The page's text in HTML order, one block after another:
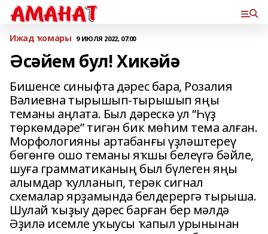
Ижад ҡомары 9 ИЮЛЯ 2022, 07:00
Әсәйем бул! Хикәйә
Бишенсе синыфта дәрес бара, Розалия
Вәлиевна тырышып-тырышып яңы
теманы аңлата. Был дәрескә ул “Һүҙ
төркөмдәре” тигән бик мөһим тема алған.
Морфологияны артабанғы үҙләштереү
бөгөнгө ошо теманы яҡшы белеүгә бәйле,
шуға грамматиканың был бүлеген яңы
алымдар ҡулланып, терәк сигнал
схемалар ярҙамында белдерергә тырыша.
Шулай ҡыҙыу дәрес барған бер мәлдә
Әҙилә исемле уҡыусы ҡапыл урынынан